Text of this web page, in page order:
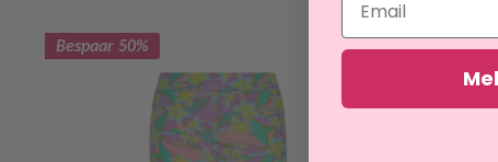
Bespaar 50% Bespaar 50%